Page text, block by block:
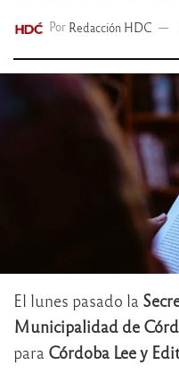
Por Redacción HDC
El lunes pasado la
Municipalidad de
para Córdoba Lee y